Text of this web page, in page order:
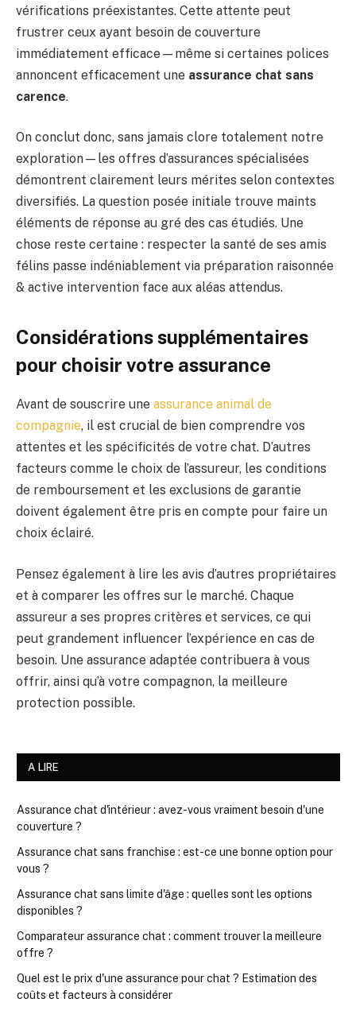
vérifications préexistantes. Cette attente peut
frustrer ceux ayant besoin de couverture
immédiatement efficace—même si certaines polices
annoncent efficacement une assurance chat sans
carence.
On conclut donc, sans jamais clore totalement notre
exploration—les offres d’assurances spécialisées
démontrent clairement leurs mérites selon contextes
diversifiés. La question posée initiale trouve maints
éléments de réponse au gré des cas étudiés. Une
chose reste certaine : respecter la santé de ses amis
félins passe indéniablement via préparation raisonnée
& active intervention face aux aléas attendus.
Considérations supplémentaires
pour choisir votre assurance
Avant de souscrire une assurance animal de
compagnie, il est crucial de bien comprendre vos
attentes et les spécificités de votre chat. D’autres
facteurs comme le choix de l’assureur, les conditions
de remboursement et les exclusions de garantie
doivent également être pris en compte pour faire un
choix éclairé.
Pensez également à lire les avis d’autres propriétaires
et à comparer les offres sur le marché. Chaque
assureur a ses propres critères et services, ce qui
peut grandement influencer l’expérience en cas de
besoin. Une assurance adaptée contribuera à vous
offrir, ainsi qu’à votre compagnon, la meilleure
protection possible.
A LIRE
Assurance chat d'intérieur : avez-vous vraiment besoin d'une
couverture ?
Assurance chat sans franchise : est-ce une bonne option pour
vous ?
Assurance chat sans limite d'âge : quelles sont les options
disponibles ?
Comparateur assurance chat : comment trouver la meilleure
offre ?
Quel est le prix d'une assurance pour chat ? Estimation des
coûts et facteurs à considérer